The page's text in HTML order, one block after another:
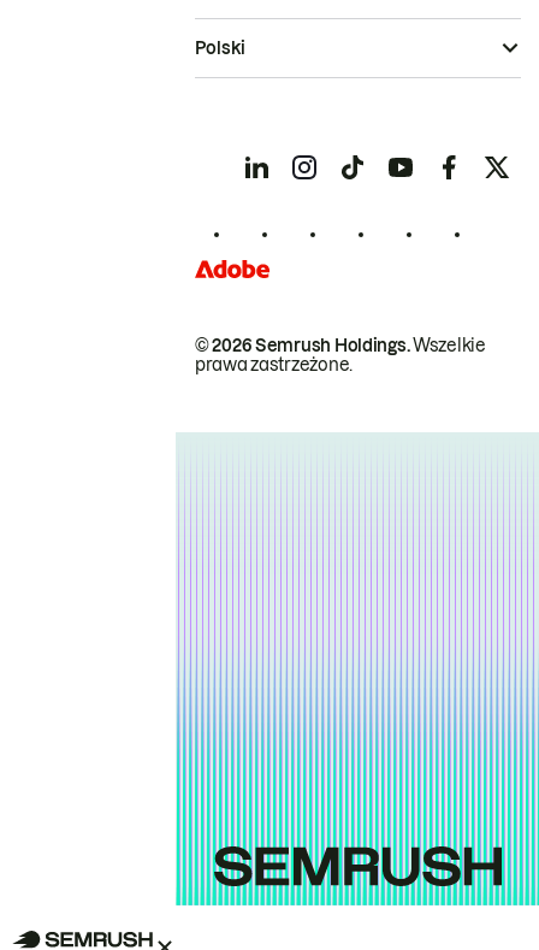
© 2026 Semrush Holdings.Wszelkie
prawa zastrzeżone.
Polski